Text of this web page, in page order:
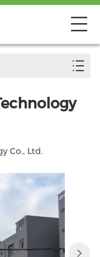
Co., Ltd.